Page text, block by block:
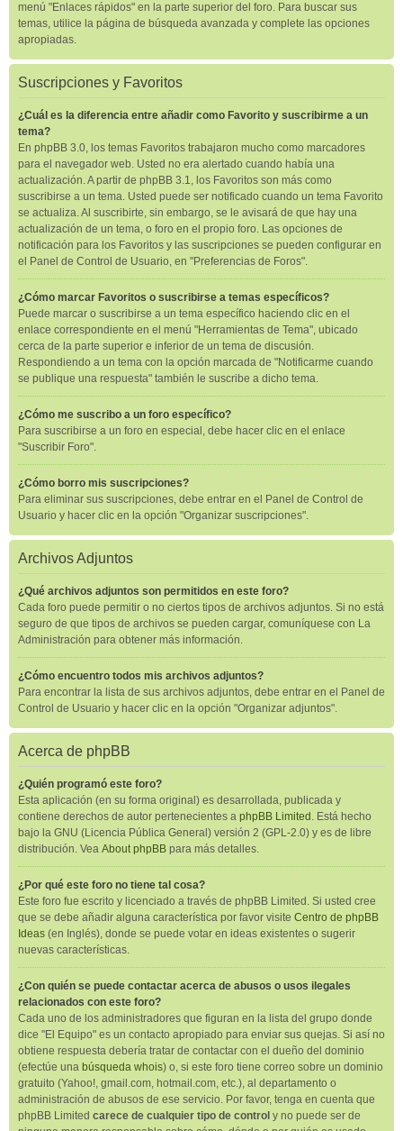
menú "Enlaces rápidos" en la parte superior del foro. Para buscar sus
temas, utilice la página de búsqueda avanzada y complete las opciones
apropiadas.
Suscripciones y Favoritos
¿Cuál es la diferencia entre añadir como Favorito y suscribirme a un
tema?
En phpBB 3.0, los temas Favoritos trabajaron mucho como marcadores
para el navegador web. Usted no era alertado cuando había una
actualización. A partir de phpBB 3.1, los Favoritos son más como
suscribirse a un tema. Usted puede ser notificado cuando un tema Favorito
se actualiza. Al suscribirte, sin embargo, se le avisará de que hay una
actualización de un tema, o foro en el propio foro. Las opciones de
notificación para los Favoritos y las suscripciones se pueden configurar en
el Panel de Control de Usuario, en "Preferencias de Foros".
¿Cómo marcar Favoritos o suscribirse a temas específicos?
Puede marcar o suscribirse a un tema específico haciendo clic en el
enlace correspondiente en el menú "Herramientas de Tema", ubicado
cerca de la parte superior e inferior de un tema de discusión.
Respondiendo a un tema con la opción marcada de "Notificarme cuando
se publique una respuesta" también le suscribe a dicho tema.
¿Cómo me suscribo a un foro específico?
Para suscribirse a un foro en especial, debe hacer clic en el enlace
"Suscribir Foro".
¿Cómo borro mis suscripciones?
Para eliminar sus suscripciones, debe entrar en el Panel de Control de
Usuario y hacer clic en la opción "Organizar suscripciones".
Archivos Adjuntos
¿Qué archivos adjuntos son permitidos en este foro?
Cada foro puede permitir o no ciertos tipos de archivos adjuntos. Si no está
seguro de que tipos de archivos se pueden cargar, comuníquese con La
Administración para obtener más información.
¿Cómo encuentro todos mis archivos adjuntos?
Para encontrar la lista de sus archivos adjuntos, debe entrar en el Panel de
Control de Usuario y hacer clic en la opción "Organizar adjuntos".
Acerca de phpBB
¿Quién programó este foro?
Esta aplicación (en su forma original) es desarrollada, publicada y
contiene derechos de autor pertenecientes a phpBB Limited . Está hecho
bajo la GNU (Licencia Pública General) versión 2 (GPL-2.0) y es de libre
distribución. Vea About phpBB para más detalles.
¿Por qué este foro no tiene tal cosa?
Este foro fue escrito y licenciado a través de phpBB Limited. Si usted cree
que se debe añadir alguna característica por favor visite Centro de phpBB
Ideas (en Inglés), donde se puede votar en ideas existentes o sugerir
nuevas características.
¿Con quién se puede contactar acerca de abusos o usos ilegales
relacionados con este foro?
Cada uno de los administradores que figuran en la lista del grupo donde
dice "El Equipo" es un contacto apropiado para enviar sus quejas. Si así no
obtiene respuesta debería tratar de contactar con el dueño del dominio
(efectúe una búsqueda whois) o, si este foro tiene correo sobre un dominio
gratuito (Yahoo!, gmail.com, hotmail.com, etc.), al departamento o
administración de abusos de ese servicio. Por favor, tenga en cuenta que
phpBB Limited carece de cualquier tipo de control y no puede ser de